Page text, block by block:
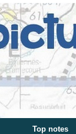
Top notes